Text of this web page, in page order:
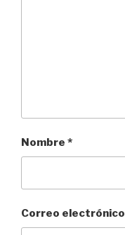
Nombre *
Correo electrónico